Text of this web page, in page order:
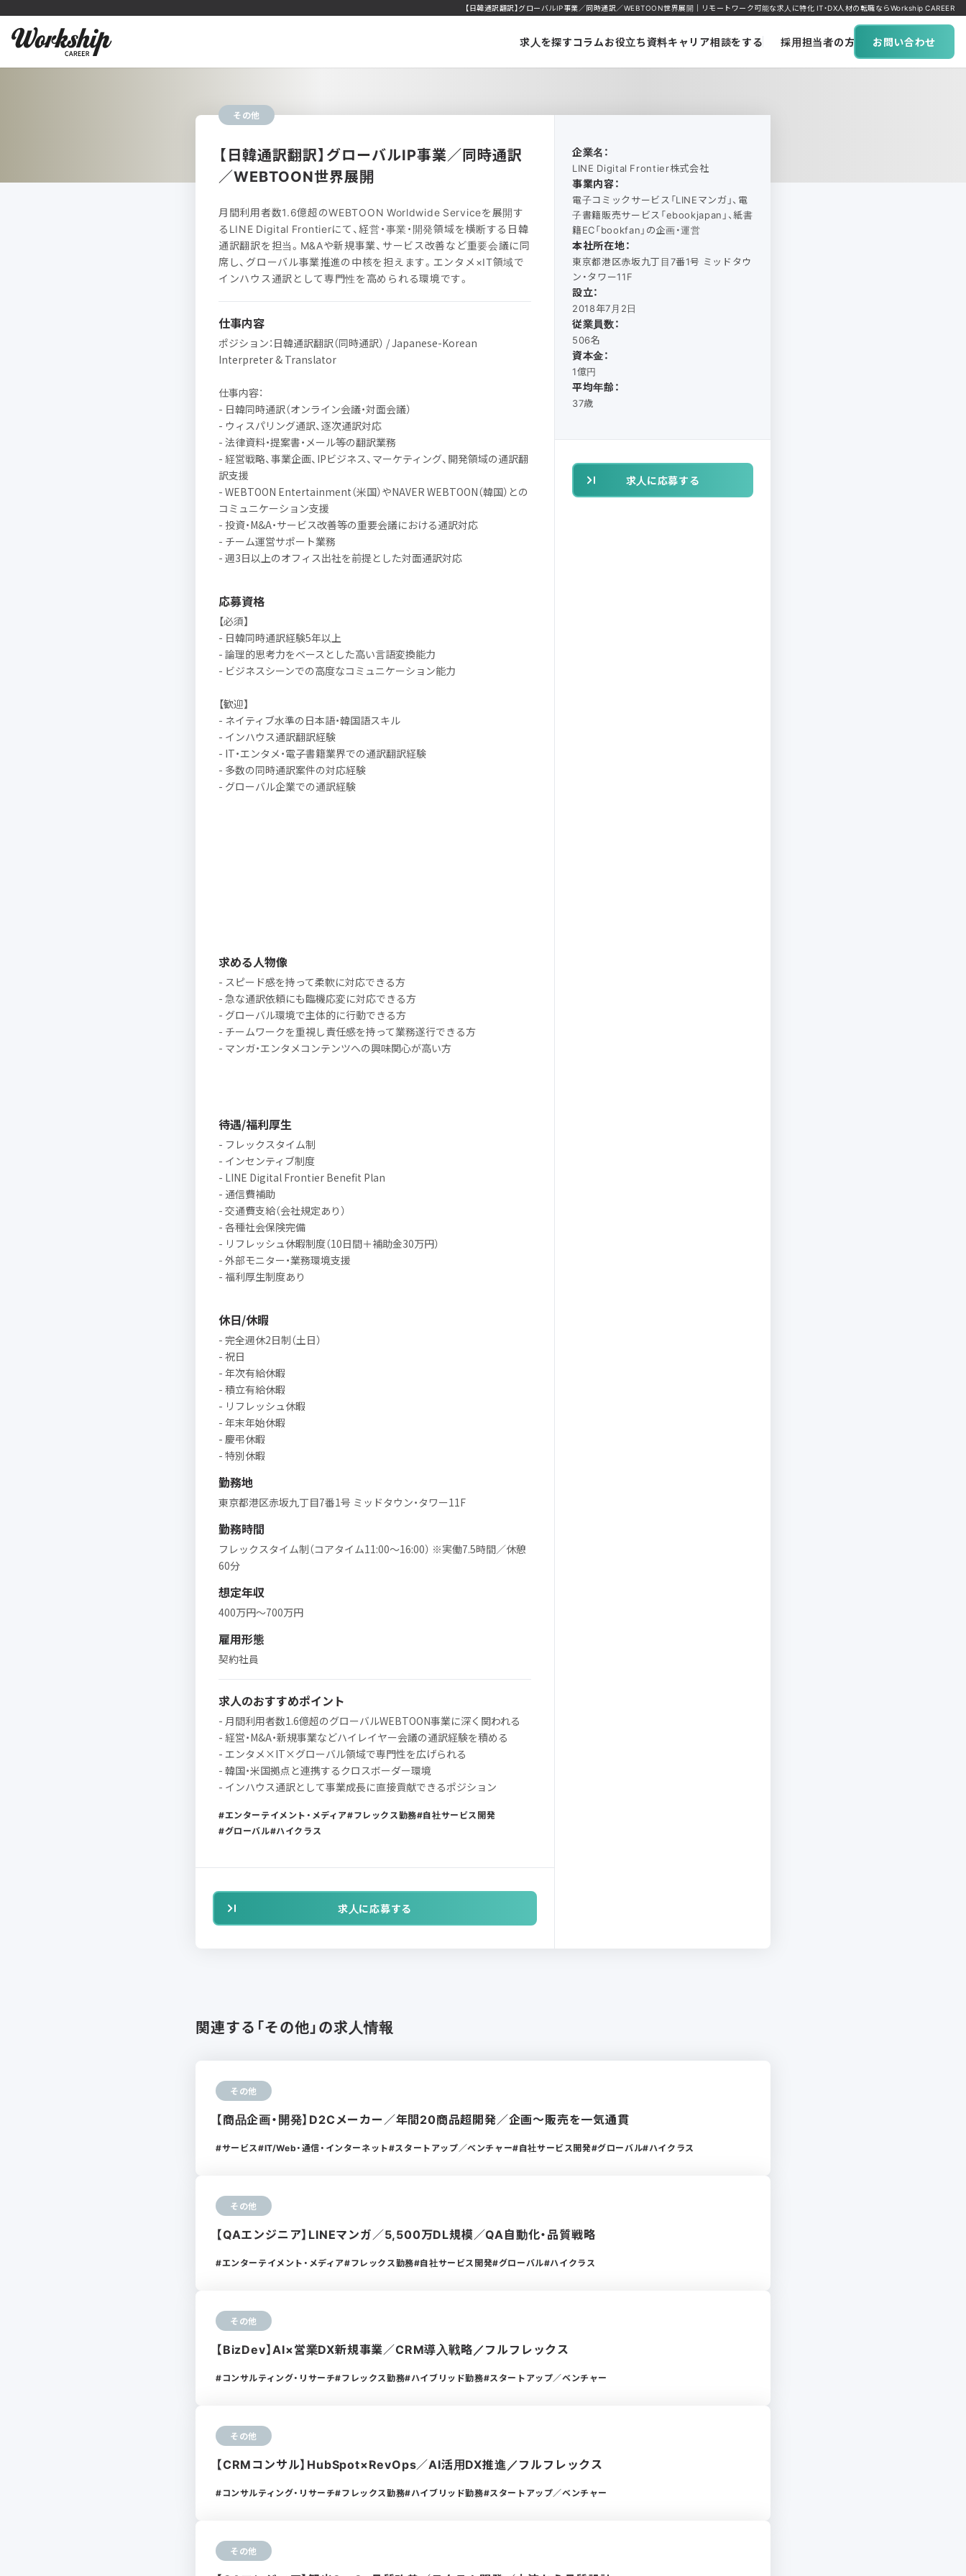
【日韓通訳翻訳】グローバルIP事業／同時通訳／WEBTOON世界展開｜リモートワーク可能な求人に特化 IT・DX人材の転職ならWorkship CAREER
求人を探すコラムお役立ち資料キャリア相談をする 採用担当者の方へ お問い合わせ
その他
【日韓通訳翻訳】グローバルIP事業／同時通訳
／WEBTOON世界展開
月間利用者数1.6億超のWEBTOON Worldwide Serviceを展開す
るLINE Digital Frontierにて、経営・事業・開発領域を横断する日韓
通訳翻訳を担当。M&Aや新規事業、サービス改善など重要会議に同
席し、グローバル事業推進の中核を担えます。エンタメ×IT領域で
インハウス通訳として専門性を高められる環境です。
仕事内容
ポジション：日韓通訳翻訳（同時通訳） / Japanese-Korean
Interpreter & Translator
仕事内容：
- 日韓同時通訳（オンライン会議・対面会議）
- ウィスパリング通訳、逐次通訳対応
- 法律資料・提案書・メール等の翻訳業務
- 経営戦略、事業企画、IPビジネス、マーケティング、開発領域の通訳翻
訳支援
- WEBTOON Entertainment（米国）やNAVER WEBTOON（韓国）との
コミュニケーション支援
- 投資・M&A・サービス改善等の重要会議における通訳対応
- チーム運営サポート業務
- 週3日以上のオフィス出社を前提とした対面通訳対応
応募資格
【必須】
- 日韓同時通訳経験5年以上
- 論理的思考力をベースとした高い言語変換能力
- ビジネスシーンでの高度なコミュニケーション能力
【歓迎】
- ネイティブ水準の日本語・韓国語スキル
- インハウス通訳翻訳経験
- IT・エンタメ・電子書籍業界での通訳翻訳経験
- 多数の同時通訳案件の対応経験
- グローバル企業での通訳経験
求める人物像
- スピード感を持って柔軟に対応できる方
- 急な通訳依頼にも臨機応変に対応できる方
- グローバル環境で主体的に行動できる方
- チームワークを重視し責任感を持って業務遂行できる方
- マンガ・エンタメコンテンツへの興味関心が高い方
待遇/福利厚生
- フレックスタイム制
- インセンティブ制度
- LINE Digital Frontier Benefit Plan
- 通信費補助
- 交通費支給（会社規定あり）
- 各種社会保険完備
- リフレッシュ休暇制度（10日間＋補助金30万円）
- 外部モニター・業務環境支援
- 福利厚生制度あり
休日/休暇
- 完全週休2日制（土日）
- 祝日
- 年次有給休暇
- 積立有給休暇
- リフレッシュ休暇
- 年末年始休暇
- 慶弔休暇
- 特別休暇
勤務地
東京都港区赤坂九丁目7番1号 ミッドタウン・タワー11F
勤務時間
フレックスタイム制（コアタイム11:00〜16:00） ※実働7.5時間／休憩
60分
想定年収
400万円〜700万円
雇用形態
契約社員
求人のおすすめポイント
- 月間利用者数1.6億超のグローバルWEBTOON事業に深く関われる
- 経営・M&A・新規事業などハイレイヤー会議の通訳経験を積める
- エンタメ×IT×グローバル領域で専門性を広げられる
- 韓国・米国拠点と連携するクロスボーダー環境
- インハウス通訳として事業成長に直接貢献できるポジション
エンターテイメント・メディア フレックス勤務 自社サービス開発
グローバル ハイクラス
求人に応募する
企業名：
LINE Digital Frontier株式会社
事業内容：
電子コミックサービス「LINEマンガ」、電
子書籍販売サービス「ebookjapan」、紙書
籍EC「bookfan」の企画・運営
本社所在地：
東京都港区赤坂九丁目7番1号 ミッドタウ
ン・タワー11F
設立：
2018年7月2日
従業員数：
506名
資本金：
1億円
平均年齢：
37歳
求人に応募する
関連する「その他」の求人情報
その他
【商品企画・開発】D2Cメーカー／年間20商品超開発／企画〜販売を一気通貫
サービス IT/Web・通信・インターネット スタートアップ／ベンチャー 自社サービス開発 グローバル ハイクラス
その他
【QAエンジニア】LINEマンガ／5,500万DL規模／QA自動化・品質戦略
エンターテイメント・メディア フレックス勤務 自社サービス開発 グローバル ハイクラス
その他
【BizDev】AI×営業DX新規事業／CRM導入戦略／フルフレックス
コンサルティング・リサーチ フレックス勤務 ハイブリッド勤務 スタートアップ／ベンチャー
その他
【CRMコンサル】HubSpot×RevOps／AI活用DX推進／フルフレックス
コンサルティング・リサーチ フレックス勤務 ハイブリッド勤務 スタートアップ／ベンチャー
その他